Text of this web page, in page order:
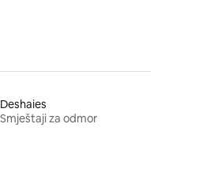
Deshaies
Smještaji za odmor